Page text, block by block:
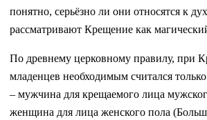
понятно, серьёзно ли они относятся к
рассматривают Крещение как
По древнему церковному правилу, при
младенцев необходимым считался
– мужчина для крещаемого лица
женщина для лица женского пола